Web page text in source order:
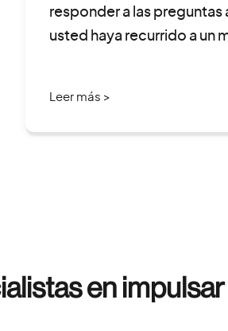
responder a las preguntas
usted haya recurrido a un
Leer más >
en